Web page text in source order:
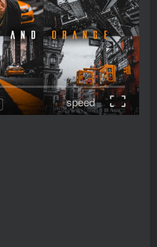
speed